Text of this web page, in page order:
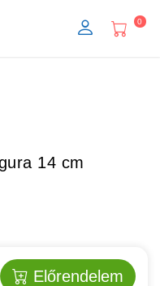
0
14 cm
Előrendelem